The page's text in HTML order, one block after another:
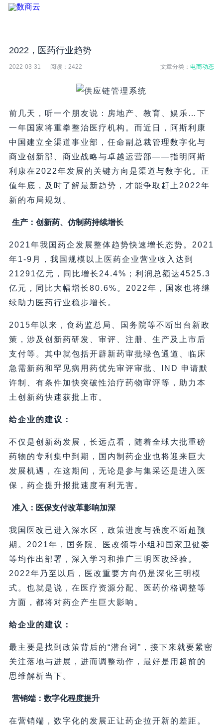
2022，医药行业趋势
2022-03-31 阅读： 2422 文章分类：电商动态
前几天，听一个朋友说：房地产、教育、娱乐…下
一年国家将重拳整治医疗机构。而近日，阿斯利康
中国建立全渠道事业部，任命副总裁管理数字化与
商业创新部、商业战略与卓越运营部——指明阿斯
利康在2022年发展的关键方向是渠道与数字化。正
值年底，及时了解最新趋势，才能争取赶上2022年
新的布局规划。
生产：创新药、仿制药持续增长
2021年我国药企发展整体趋势快速增长态势。2021
年1-9月，我国规模以上医药企业营业收入达到
21291亿元，同比增长24.4%；利润总额达4525.3
亿元，同比大幅增长80.6%。2022年，国家也将继
续助力医药行业稳步增长。
2015年以来，食药监总局、国务院等不断出台新政
策，涉及创新药研发、审评、注册、生产及上市后
支付等。其中就包括开辟新药审批绿色通道、临床
急需新药和罕见病用药优先审评审批、IND 申请默
许制、有条件加快突破性治疗药物审评等，助力本
土创新药快速获批上市。
给企业的建议：
不仅是创新药发展，长远点看，随着全球大批重磅
药物的专利集中到期，国内制药企业也将迎来巨大
发展机遇，在这期间，无论是参与集采还是进入医
保，药企提升报批速度有利无害。
准入：医保支付改革影响加深
我国医改已进入深水区，政策进度与强度不断超预
期。2021年，国务院、医改领导小组和国家卫健委
等均作出部署，深入学习和推广三明医改经验。
2022年乃至以后，医改重要方向仍是深化三明模
式。也就是说，在医疗资源分配、医药价格调整等
方面，都将对药企产生巨大影响。
给企业的建议：
最主要是找到政策背后的“潜台词”，接下来就要紧密
关注落地与进展，进而调整动作，最好是用超前的
思维解析当下。
营销端：数字化程度提升
在营销端，数字化的发展正让药企拉开新的差距。